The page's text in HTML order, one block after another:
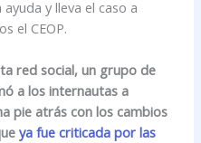
y lleva el caso a
el CEOP.
red social, un grupo de
a los internautas a
pie atrás con los cambios
ya fue criticada por las